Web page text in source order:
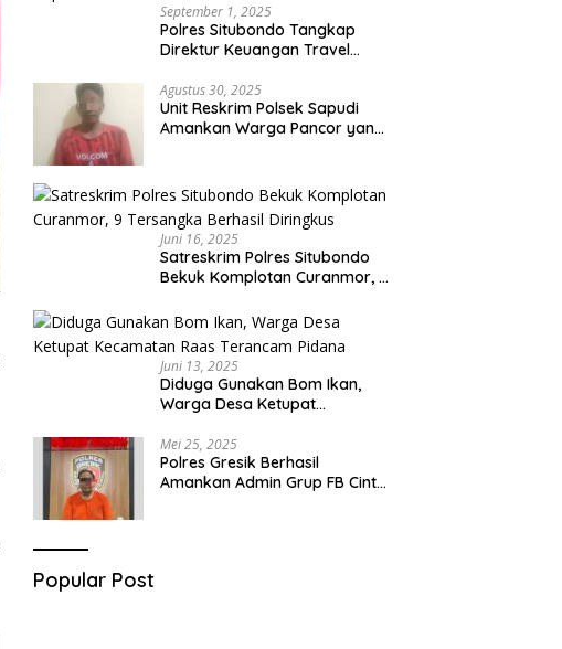
September 1, 2025
Polres Situbondo Tangkap
Direktur Keuangan Travel
Capai Miliaran Rupiah
Agustus 30, 2025
Unit Reskrim Polsek Sapudi
Amankan Warga Pancor yang
Juni 16, 2025
Satreskrim Polres Situbondo
Bekuk Komplotan Curanmor, 9
Juni 13, 2025
Diduga Gunakan Bom Ikan,
Warga Desa Ketupat
Pidana
Mei 25, 2025
Polres Gresik Berhasil
Amankan Admin Grup FB Cinta
Popular Post